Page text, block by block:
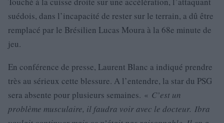
suédois, dans l’incapacité de rester sur le terrain, a dû être
remplacé par le Brésilien Lucas Moura à la 68e minute de
jeu.
En conférence de presse, Laurent Blanc a indiqué prendre
très au sérieux cette blessure. A l’entendre, la star du PSG
sera absente pour plusieurs semaines. « C’est un
problème musculaire, il faudra voir avec le docteur. Ibra